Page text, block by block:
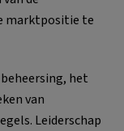
marktpositie te
het
van
Leiderschap